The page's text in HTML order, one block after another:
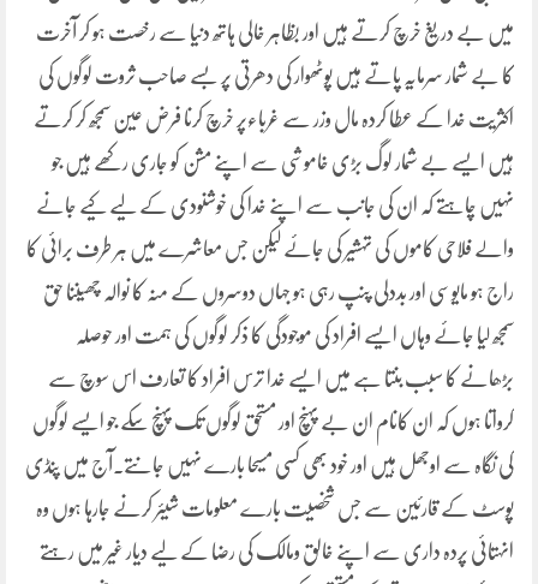
میں بے دریغ خرچ کرتے ہیں اور بظاہر خالی ہاتھ دنیا سے رخصت ہو کر آخرت
کا بے شمار سرمایہ پاتے ہیں پوٹھوار کی دھرتی پر بسے صاحب ثروت لوگوں کی
اکثریت خدا کے عطا کردہ مال وزر سے غرباءپر خرچ کرنا فرض عین سمجھ کر کرتے
ہیں ایسے بے شمار لوگ بڑی خاموشی سے اپنے مشن کو جاری رکھے ہیں جو
نہیں چاہتے کہ ان کی جانب سے اپنے خدا کی خوشنودی کے لیے کیے جانے
والے فلاحی کاموں کی تہشیر کی جائے لیکن جس معاشرے میں ہر طرف برائی کا
راج ہو مایوسی اور بددلی پنپ رہی ہو جہاں دوسروں کے منہ کا نوالہ چھیننا حق
سمجھ لیا جائے وہاں ایسے افراد کی موجودگی کا ذکر لوگوں کی ہمت اور حوصلہ
بڑھانے کا سبب بنتا ہے میں ایسے خدا ترس افراد کا تعارف اس سوچ سے
کرواتا ہوں کہ ان کانام ان بے پہنچ اور مستحق لوگوں تک پہنچ سکے جو ایسے لوگوں
کی نگاہ سے اوجھل ہیں اور خود بھی کسی مسیحا بارے نہیں جانتے۔آج میں پنڈی
پوسٹ کے قارئین سے جس شخصیت بارے معلومات شیئر کرنے جارہا ہوں وہ
انہتائی پردہ داری سے اپنے خالق ومالک کی رضا کے لیے دیار غیر میں رہتے